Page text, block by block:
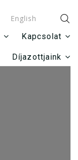
English
Kapcsolat
Díjazottjaink